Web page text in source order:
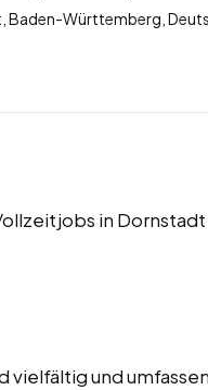
Baden-Württemberg,
in
vielfältig und